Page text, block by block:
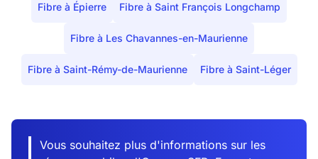
Fibre à Épierre Fibre à Saint François Longchamp
Fibre à Les Chavannes-en-Maurienne
Fibre à Saint-Rémy-de-Maurienne Fibre à Saint-Léger
Vous souhaitez plus d'informations sur les